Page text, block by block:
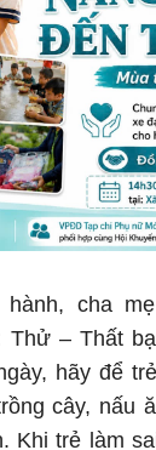
cha
Thử – Thất
hãy để
cây, nấu
Khi trẻ làm